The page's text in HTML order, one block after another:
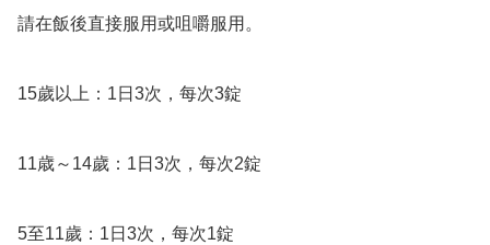
請在飯後直接服用或咀嚼服用。
15歲以上：1日3次，每次3錠
11歳～14歲：1日3次，每次2錠
5至11歲：1日3次，每次1錠